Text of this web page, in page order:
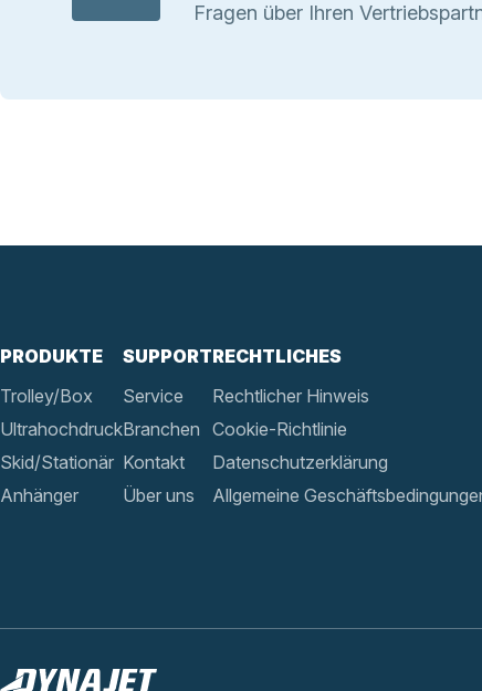
Fragen über Ihren
PRODUKTE
Trolley/Box
Ultrahochdruck
Skid/Stationär
Anhänger
SUPPORT
Service
Branchen
Kontakt
Über uns
RECHTLICHES
Rechtlicher Hinweis
Cookie-Richtlinie
Datenschutzerklärung
Allgemeine